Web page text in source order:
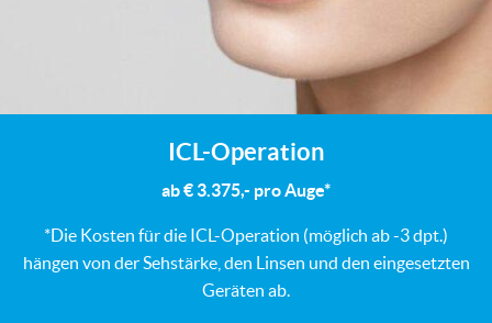
ICL-Operation
ab € 3.375,- pro Auge*
*Die Kosten für die ICL-Operation (möglich ab -3 dpt.)
hängen von der Sehstärke, den Linsen und den eingesetzten
Geräten ab.